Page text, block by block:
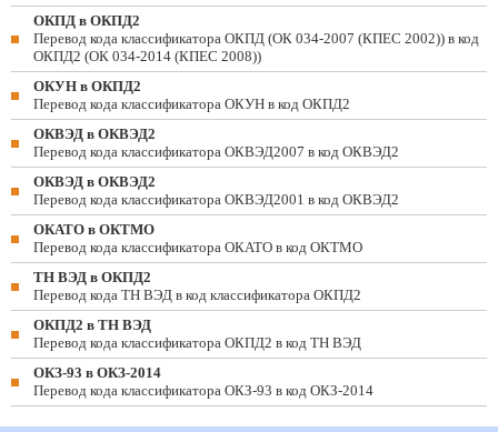
ОКПД в ОКПД2
Перевод кода классификатора ОКПД (ОК 034-2007 (КПЕС 2002)) в код
ОКПД2 (ОК 034-2014 (КПЕС 2008))
ОКУН в ОКПД2
Перевод кода классификатора ОКУН в код ОКПД2
ОКВЭД в ОКВЭД2
Перевод кода классификатора ОКВЭД2007 в код ОКВЭД2
ОКВЭД в ОКВЭД2
Перевод кода классификатора ОКВЭД2001 в код ОКВЭД2
ОКАТО в ОКТМО
Перевод кода классификатора ОКАТО в код ОКТМО
ТН ВЭД в ОКПД2
Перевод кода ТН ВЭД в код классификатора ОКПД2
ОКПД2 в ТН ВЭД
Перевод кода классификатора ОКПД2 в код ТН ВЭД
ОКЗ-93 в ОКЗ-2014
Перевод кода классификатора ОКЗ-93 в код ОКЗ-2014